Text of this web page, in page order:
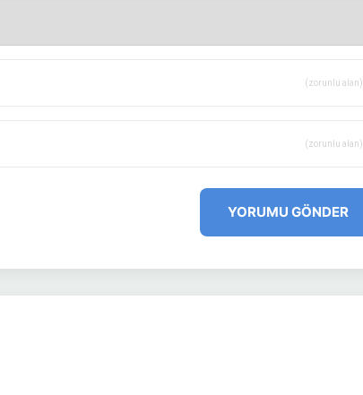
(zorunlu alan)
(zorunlu alan)
YORUMU GÖNDER